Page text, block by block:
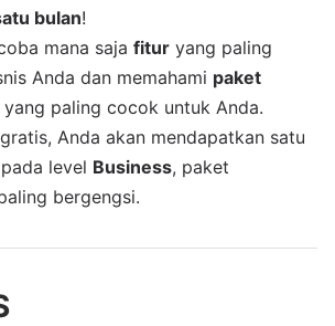
bulan!
mana saja fitur yang paling
Anda dan memahami paket
yang paling cocok untuk Anda.
Anda akan mendapatkan satu
level Business, paket
bergengsi.